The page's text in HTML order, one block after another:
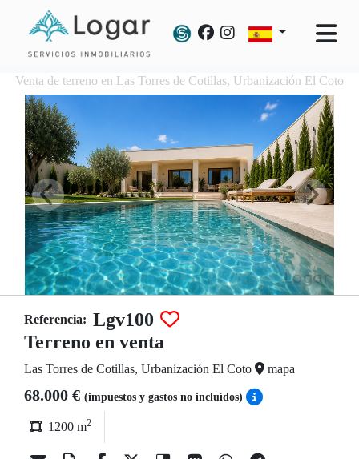
Venta de terreno en Las Torres de Cotillas, Urbanización El Coto
Referencia: Lgv100
Terreno en venta
Las Torres de Cotillas, Urbanización El Coto mapa
68.000 € (impuestos y gastos no incluídos)
1200 m2